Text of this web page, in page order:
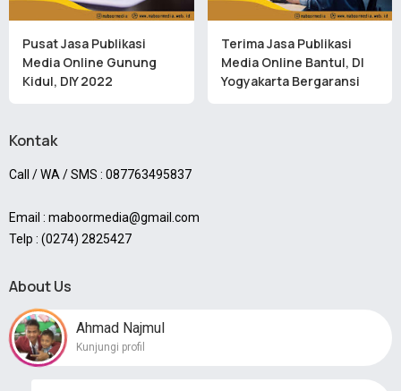
Pusat Jasa Publikasi
Media Online Gunung
Kidul, DIY 2022
Terima Jasa Publikasi
Media Online Bantul, DI
Yogyakarta Bergaransi
Kontak
Call / WA / SMS : 087763495837
Email : maboormedia@gmail.com
Telp : (0274) 2825427
About Us
Ahmad Najmul
Kunjungi profil